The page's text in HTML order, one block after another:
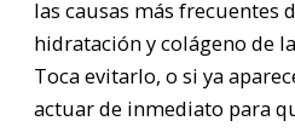
las causas más frecuentes
hidratación y colágeno de
Toca evitarlo, o si ya
actuar de inmediato para